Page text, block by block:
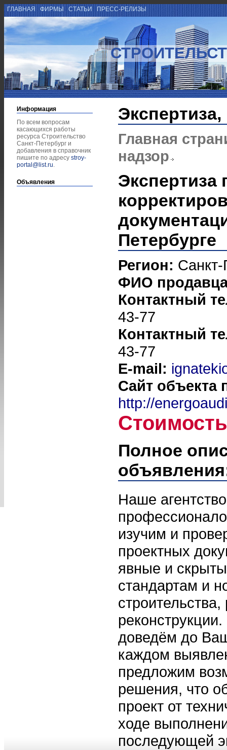
ГЛАВНАЯ ФИРМЫ СТАТЬИ ПРЕСС-РЕЛИЗЫ
Информация
По всем вопросам
касающихся работы
ресурса Строительство
Санкт-Петербург и
добавления в справочник
пишите по адресу stroy-
portal@list.ru.
Объявления
Главная
надзор
Экспертиза
Петербурге
Регион: Санкт-
ФИО
Контактный
43-77
Контактный
43-77
E-mail:
Сайт объекта
http://
Полное
Наше
изучим и
проектных
явные и
стандартам и
доведём до
каждом
предложим
решения, что
проект от
ходе
последующей